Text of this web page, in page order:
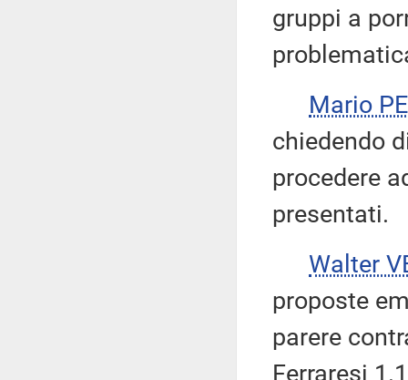
gruppi a
Mario
chiedendo
procedere
presentati.
Walter
proposte
parere
Ferraresi